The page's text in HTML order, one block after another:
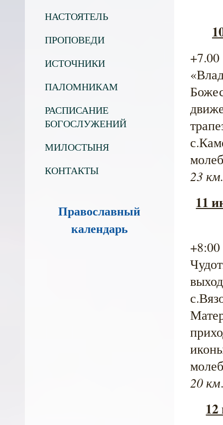
НАСТОЯТЕЛЬ
ПРОПОВЕДИ
ИСТОЧНИКИ
ПАЛОМНИКАМ
РАСПИСАНИЕ
БОГОСЛУЖЕНИЙ
МИЛОСТЫНЯ
КОНТАКТЫ
Православный
календарь
23 км.
11
20 км.